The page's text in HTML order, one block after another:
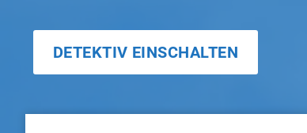
DETEKTIV EINSCHALTEN